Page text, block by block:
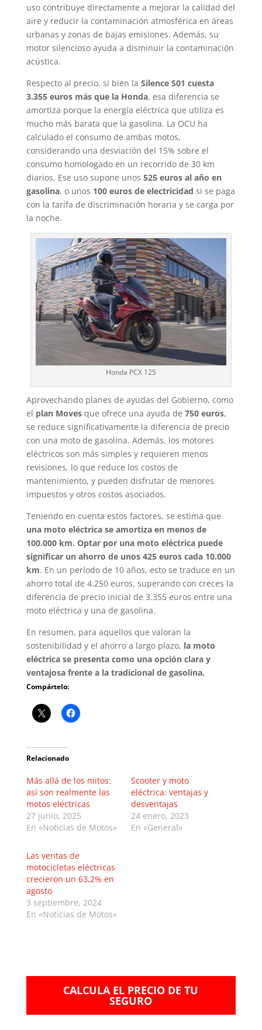
uso contribuye directamente a mejorar la calidad del
aire y reducir la contaminación atmosférica en áreas
urbanas y zonas de bajas emisiones. Además, su
motor silencioso ayuda a disminuir la contaminación
acústica.
Respecto al precio, si bien la Silence S01 cuesta
3.355 euros más que la Honda, esa diferencia se
amortiza porque la energía eléctrica que utiliza es
mucho más barata que la gasolina. La OCU ha
calculado el consumo de ambas motos,
considerando una desviación del 15% sobre el
consumo homologado en un recorrido de 30 km
diarios. Ese uso supone unos 525 euros al año en
gasolina, o unos 100 euros de electricidad si se paga
con la tarifa de discriminación horaria y se carga por
la noche.
Honda PCX 125
Aprovechando planes de ayudas del Gobierno, como
el plan Movesque ofrece una ayuda de 750 euros,
se reduce significativamente la diferencia de precio
con una moto de gasolina. Además, los motores
eléctricos son más simples y requieren menos
revisiones, lo que reduce los costos de
mantenimiento, y pueden disfrutar de menores
impuestos y otros costos asociados.
Teniendo en cuenta estos factores, se estima que
una moto eléctrica se amortiza en menos de
100.000 km. Optar por una moto eléctrica puede
significar un ahorro de unos 425 euros cada 10.000
km. En un período de 10 años, esto se traduce en un
ahorro total de 4.250 euros, superando con creces la
diferencia de precio inicial de 3.355 euros entre una
moto eléctrica y una de gasolina.
En resumen, para aquellos que valoran la
sostenibilidad y el ahorro a largo plazo, la moto
eléctrica se presenta como una opción clara y
ventajosa frente a la tradicional de gasolina.
Compártelo:
Relacionado
Más allá de los mitos:
así son realmente las
motos eléctricas
27 junio, 2025
En «Noticias de Motos»
Scooter y moto
eléctrica: ventajas y
desventajas
24 enero, 2023
En «General»
Las ventas de
motocicletas eléctricas
crecieron un 63,2% en
agosto
3 septiembre, 2024
En «Noticias de Motos»
CALCULA EL PRECIO DE TU
SEGURO